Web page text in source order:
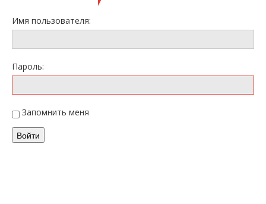
Имя пользователя:
Пароль:
Запомнить меня
Войти